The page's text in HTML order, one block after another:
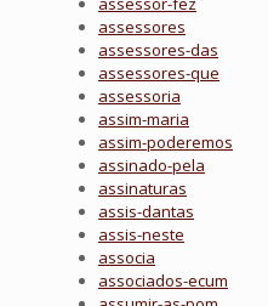
assessores
assessores-das
assessores-que
assessoria
assim-maria
assim-poderemos
assinado-pela
assinaturas
assis-dantas
assis-neste
associa
associados-ecum